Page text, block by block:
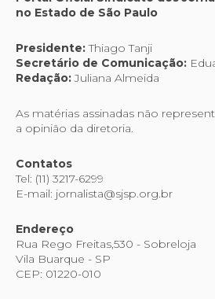
no Estado de São Paulo
Presidente:Thiago Tanji
Secretário de Comunicação:
Redação:Juliana Almeida
As matérias assinadas não
a opinião da diretoria.
Contatos
Tel: (11) 3217-6299
E-mail: jornalista@sjsp.org.br
Endereço
Rua Rego Freitas,530 - Sobreloja
Vila Buarque - SP
CEP: 01220-010